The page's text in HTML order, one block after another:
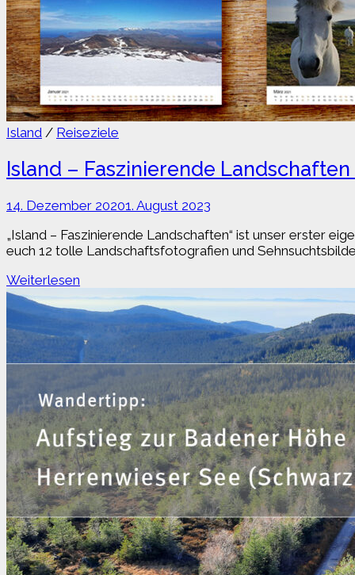
Island / Reiseziele
Island – Faszinierende
14. Dezember 20201. August 2023
„Island – Faszinierende Landschaften“ ist unser erster
euch 12 tolle Landschaftsfotografien und
Island
–
Faszinierende
Landschaften
(Wandkalender
2023)
sofort
erhältlich
bei
Amazon
Weiterlesen